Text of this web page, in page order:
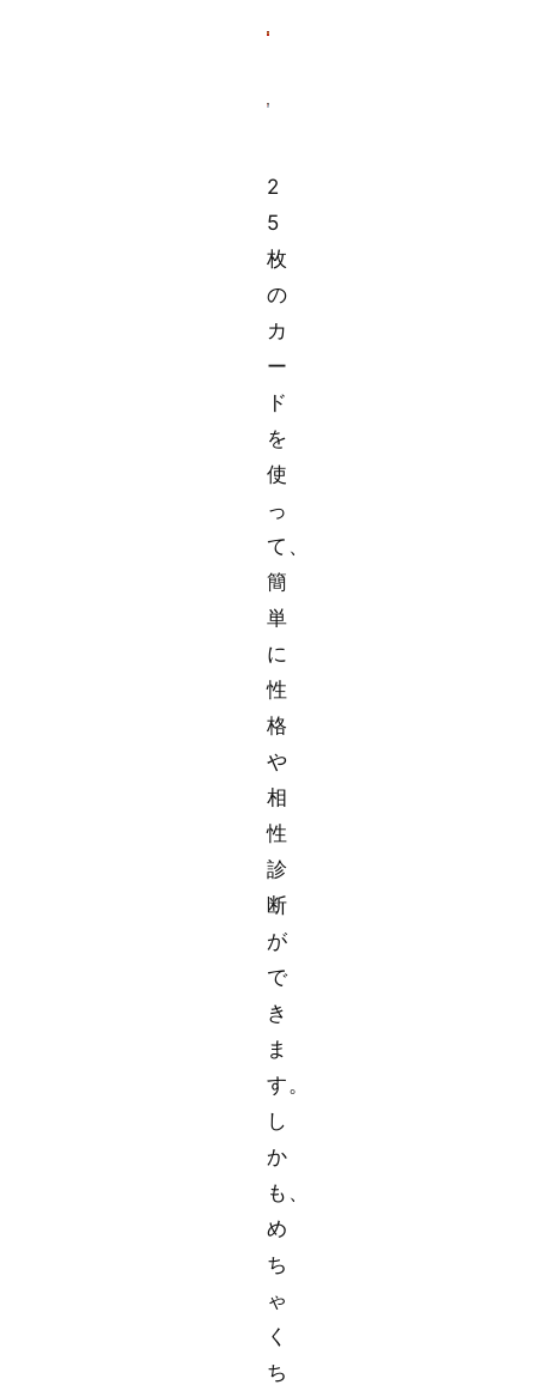
2
5
枚
の
カ
ー
ド
を
使
っ
て、
簡
単
に
性
格
や
相
性
診
断
が
で
き
ま
す。
し
か
も、
め
ち
ゃ
く
ち